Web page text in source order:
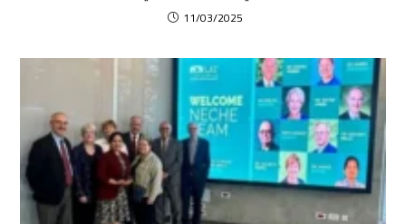
11/03/2025